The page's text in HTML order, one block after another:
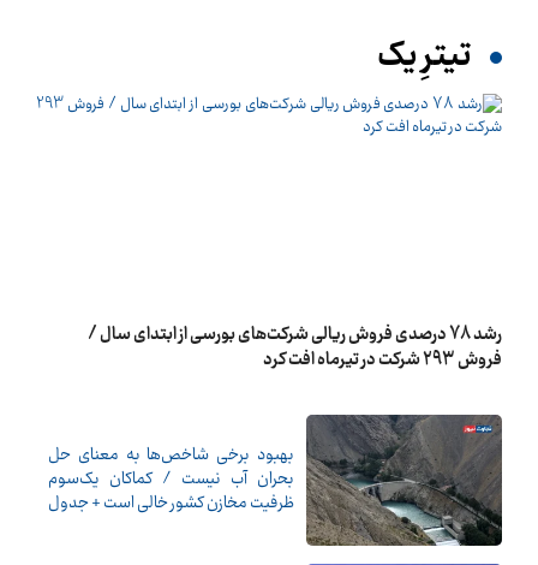
تیترِ یک
رشد 78 درصدی فروش ریالی شرکت‌های بورسی از ابتدای سال /
فروش 293 شرکت در تیرماه افت کرد
بهبود برخی شاخص‌ها به معنای حل
بحران آب نیست / کماکان یک‌سوم
ظرفیت مخازن کشور خالی است + جدول